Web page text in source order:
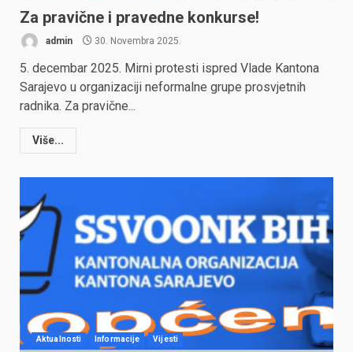
Za pravične i pravedne konkurse!
admin 30. Novembra 2025.
5. decembar 2025. Mirni protesti ispred Vlade Kantona
Sarajevo u organizaciji neformalne grupe prosvjetnih
radnika. Za pravične...
Više...
Aktualnosti Informacije Vijesti